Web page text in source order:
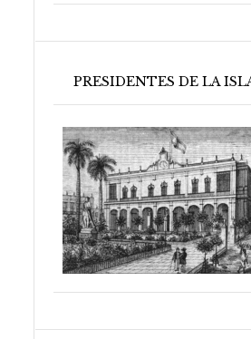
PRESIDENTES DE LA